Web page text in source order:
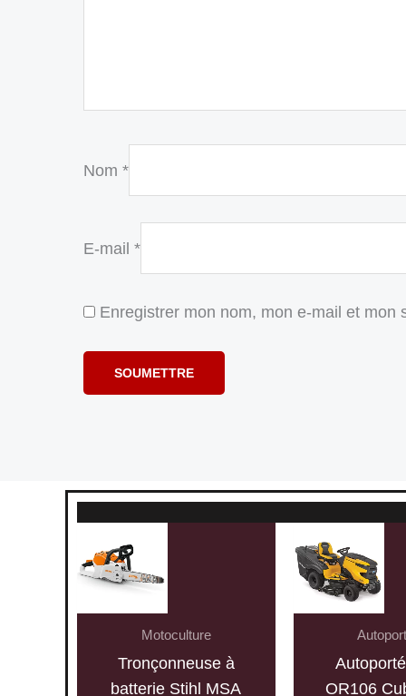
Nom *
E-mail *
Enregistrer mon nom, mon e-mail et
Motoculture
Tronçonneuse à
batterie Stihl MSA
OR106